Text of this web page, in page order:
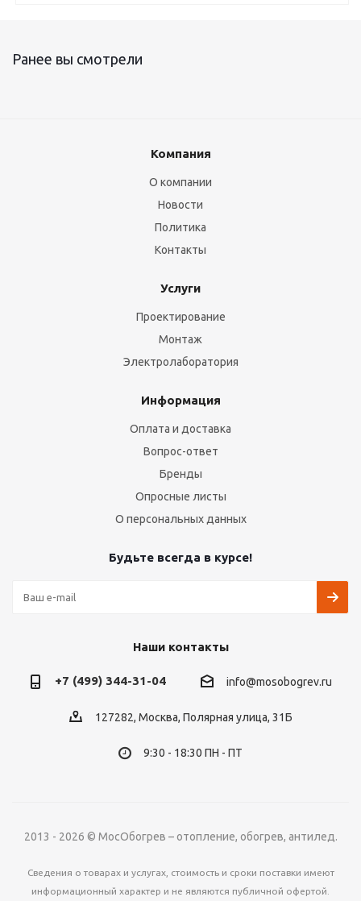
Ранее вы смотрели
Компания
О компании
Новости
Политика
Контакты
Услуги
Проектирование
Монтаж
Электролаборатория
Информация
Оплата и доставка
Вопрос-ответ
Бренды
Опросные листы
О персональных данных
Будьте всегда в курсе!
Наши контакты
+7 (499) 344-31-04 info@mosobogrev.ru
127282, Москва, Полярная улица, 31Б
9:30 - 18:30 ПН - ПТ
2013 - 2026 © МосОбогрев – отопление, обогрев, антилед.
Сведения о товарах и услугах, стоимость и сроки поставки имеют
информационный характер и не являются публичной офертой.